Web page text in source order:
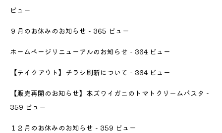
ビュー
９月のお休みのお知らせ - 365 ビュー
ホームページリニューアルのお知らせ - 364 ビュー
【テイクアウト】チラシ刷新について - 364 ビュー
【販売再開のお知らせ】本ズワイガニのトマトクリームパスタ -
359 ビュー
１２月のお休みのお知らせ - 359 ビュー